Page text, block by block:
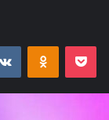
VKontakte